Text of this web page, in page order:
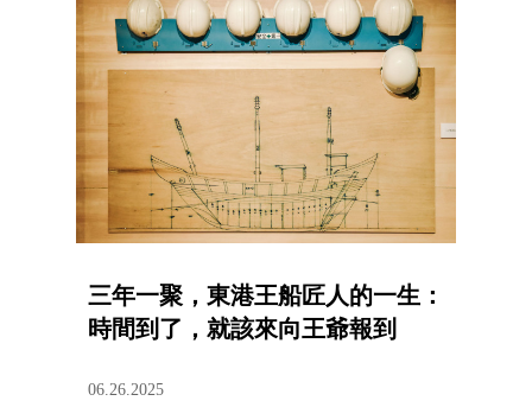
三年一聚，東港王船匠人的一生：
時間到了，就該來向王爺報到
06.26.2025